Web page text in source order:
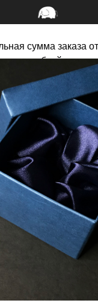
сумма заказа
рублей